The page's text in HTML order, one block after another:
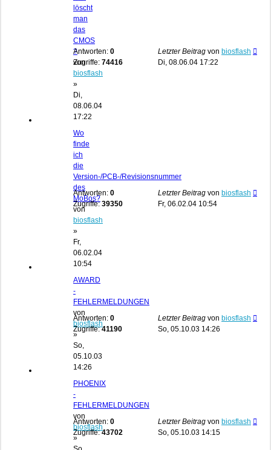
löscht
man
das
CMOS
?
von
biosflash
»
Di,
08.06.04
17:22
Antworten: 0
Zugriffe: 74416
Letzter Beitrag von biosflash
Di, 08.06.04 17:22
Wo
finde
ich
die
Version-/PCB-/Revisionsnummer
des
MoBos?
von
biosflash
»
Fr,
06.02.04
10:54
Antworten: 0
Zugriffe:39350
Letzter Beitrag von biosflash
Fr, 06.02.04 10:54
AWARD
-
FEHLERMELDUNGEN
von
biosflash
»
So,
05.10.03
14:26
Antworten: 0
Zugriffe:41190
Letzter Beitrag von biosflash
So, 05.10.03 14:26
PHOENIX
-
FEHLERMELDUNGEN
von
biosflash
»
Antworten: 0
Zugriffe:43702
Letzter Beitrag von biosflash
So, 05.10.03 14:15